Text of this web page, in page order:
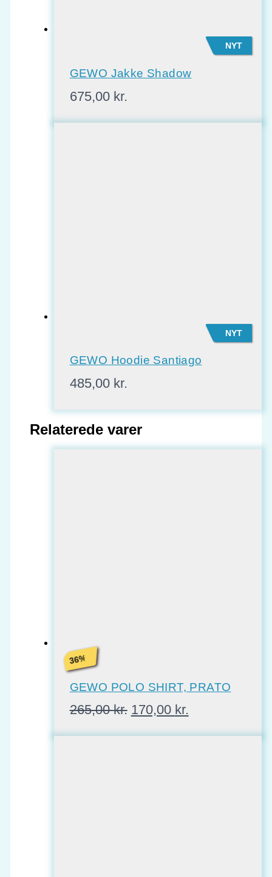
NYT
GEWO Jakke Shadow
675,00 kr.
NYT
GEWO Hoodie Santiago
485,00 kr.
Relaterede varer
36%
GEWO POLO SHIRT, PRATO
265,00kr. Den
pris
170,00 kr.
pris